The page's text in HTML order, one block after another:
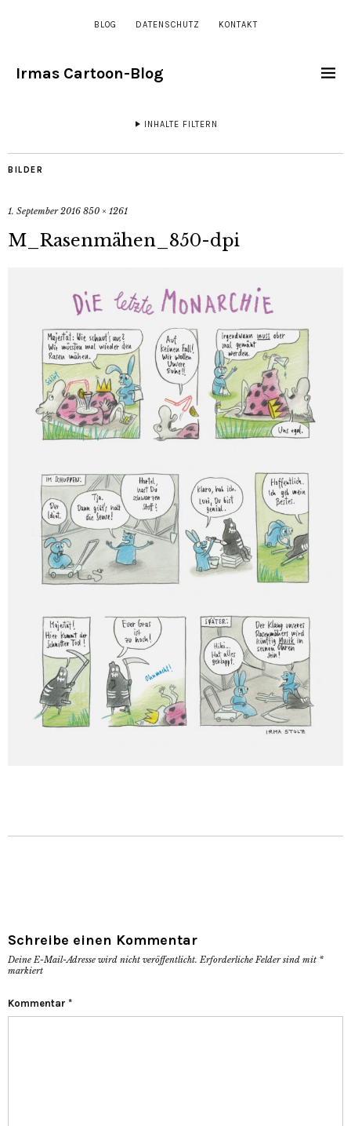
BLOG DATENSCHUTZ KONTAKT
Irmas Cartoon-Blog
INHALTE FILTERN
BILDER
1. September 2016 850 × 1261
M_Rasenmähen_850-dpi
Schreibe einen Kommentar
Deine E-Mail-Adresse wird nicht veröffentlicht. Erforderliche Felder sind mit *
markiert
Kommentar *